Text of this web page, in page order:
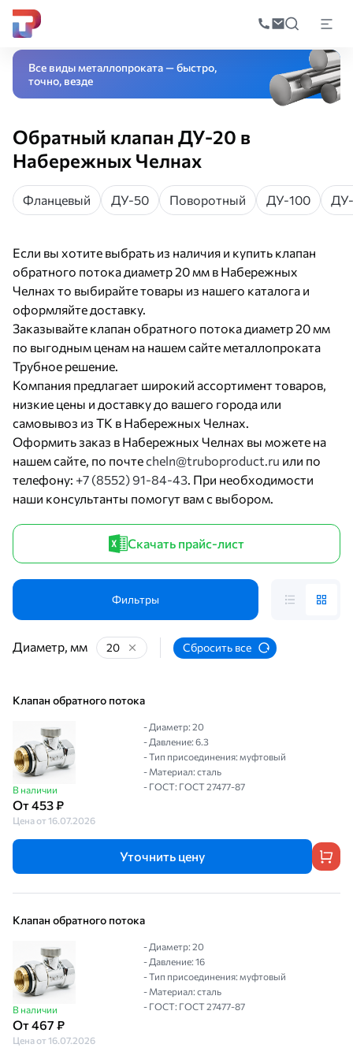
по
Главная Запорная арматура
Все виды металлопроката — быстро,
точно, везде
Обратный клапан ДУ-20 в
Набережных Челнах
Фланцевый ДУ-50 Поворотный ДУ-100
Если вы хотите выбрать из наличия и купить клапан
обратного потока диаметр 20 мм в Набережных
Челнах то выбирайте товары из нашего каталога и
оформляйте доставку.
Заказывайте клапан обратного потока диаметр 20 мм
по выгодным ценам на нашем сайте металлопроката
Трубное решение.
Компания предлагает широкий ассортимент товаров,
низкие цены и доставку до вашего города или
самовывоз из ТК в Набережных Челнах.
Оформить заказ в Набережных Челнах вы можете на
нашем сайте, по почтеcheln@truboproduct.ru или по
телефону: +7 (8552) 91-84-43. При необходимости
наши консультанты помогут вам с выбором.
Скачать прайс-лист
Фильтры
Диаметр, мм 20 Сбросить все
Клапан обратного потока
В наличии
От 453 ₽
Цена от 16.07.2026
- Диаметр: 20
- Давление: 6.3
- Тип присоединения: муфтовый
- Материал: сталь
- ГОСТ: ГОСТ 27477-87
Уточнить цену
Клапан обратного потока
В наличии
От 467 ₽
Цена от 16.07.2026
- Диаметр: 20
- Давление: 16
- Тип присоединения: муфтовый
- Материал: сталь
- ГОСТ: ГОСТ 27477-87